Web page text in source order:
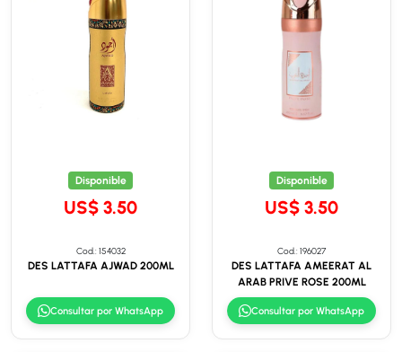
Disponible
US$ 3.50
Cod.: 154032
DES LATTAFA AJWAD 200ML
Consultar por WhatsApp
Disponible
US$ 3.50
Cod.: 196027
DES LATTAFA AMEERAT AL
ARAB PRIVE ROSE 200ML
Consultar por WhatsApp